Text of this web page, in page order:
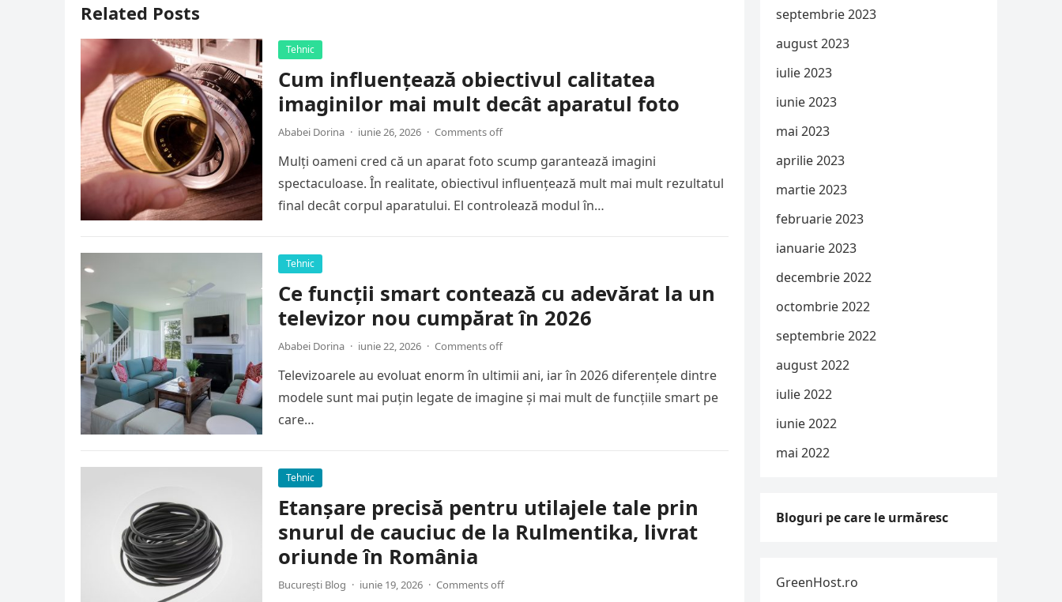
Related Posts
Tehnic
Cum influențează obiectivul calitatea
imaginilor mai mult decât aparatul foto
Ababei Dorina · iunie 26, 2026 · Comments off
Mulți oameni cred că un aparat foto scump garantează imagini
spectaculoase. În realitate, obiectivul influențează mult mai mult rezultatul
final decât corpul aparatului. El controlează modul în…
Tehnic
Ce funcții smart contează cu adevărat la un
televizor nou cumpărat în 2026
Ababei Dorina · iunie 22, 2026 · Comments off
Televizoarele au evoluat enorm în ultimii ani, iar în 2026 diferențele dintre
modele sunt mai puțin legate de imagine și mai mult de funcțiile smart pe
care…
Tehnic
Etanșare precisă pentru utilajele tale prin
snurul de cauciuc de la Rulmentika, livrat
oriunde în România
București Blog · iunie 19, 2026 · Comments off
septembrie 2023
august 2023
iulie 2023
iunie 2023
mai 2023
aprilie 2023
martie 2023
februarie 2023
ianuarie 2023
decembrie 2022
octombrie 2022
septembrie 2022
august 2022
iulie 2022
iunie 2022
mai 2022
Bloguri pe care le urmăresc
GreenHost.ro